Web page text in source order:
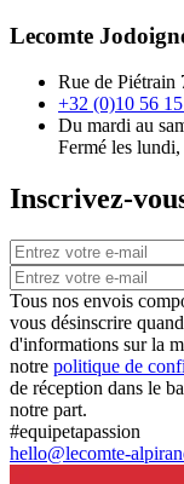
Lecomte
Rue de Piétrain
+32 (0)10 56
Du mardi au
Fermé les
Inscrivez-
Tous nos envois
vous désinscrire
d'informations sur la
notre politique de
de réception dans le
notre part.
#equipetapassion
hello@lecomte-